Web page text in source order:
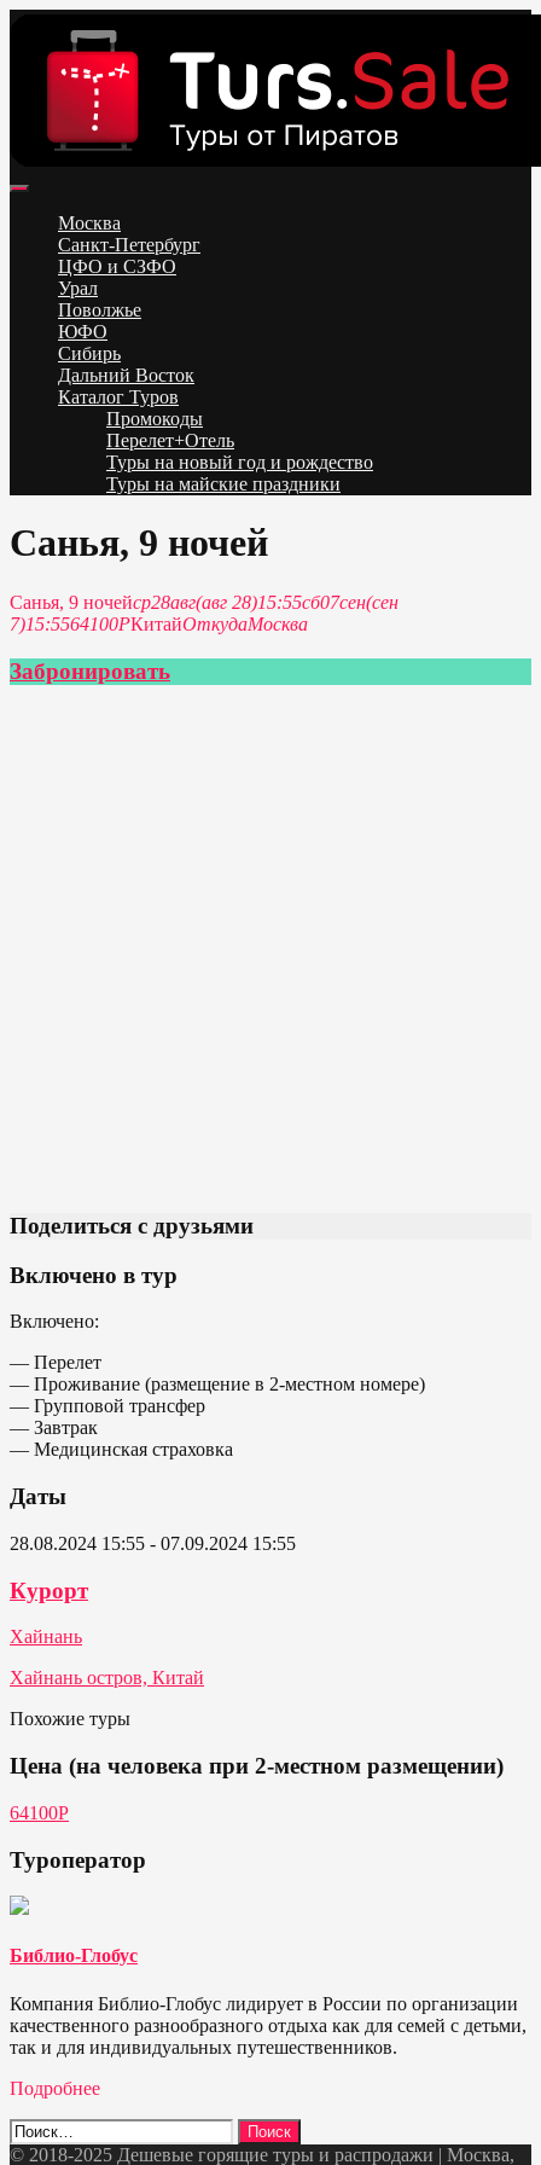
content
Низкие цены на путевки 3-7-10 ночей все включено, отдых на
море. Распродажа экскурсионных и горнолыжных туров.
Обновление каждый день. Официальный сайт Тур Сейл
Москва
Санкт-Петербург
ЦФО и СЗФО
Урал
Поволжье
ЮФО
Сибирь
Дальний Восток
Каталог Туров
Промокоды
Перелет+Отель
Туры на новый год и рождество
Туры на майские праздники
Санья, 9 ночей
Санья, 9 ночейср28авг(авг 28)15:55сб07сен(сен
7)15:5564100РКитайОткудаМосква
Забронировать
Поделиться с друзьями
Включено в тур
Включено:
— Перелет
— Проживание (размещение в 2-местном номере)
— Групповой трансфер
— Завтрак
— Медицинская страховка
Даты
28.08.2024 15:55 - 07.09.2024 15:55
Курорт
Хайнань
Хайнань остров, Китай
Похожие туры
Цена (на человека при 2-местном размещении)
64100Р
Туроператор
Библио-Глобус
Компания Библио-Глобус лидирует в России по организации
качественного разнообразного отдыха как для семей с детьми,
так и для индивидуальных путешественников.
Подробнее
Найти:
© 2018-2025 Дешевые горящие туры и распродажи | Москва,